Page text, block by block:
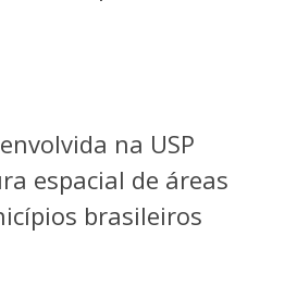
e Cursos
na USP
espacial de áreas
brasileiros